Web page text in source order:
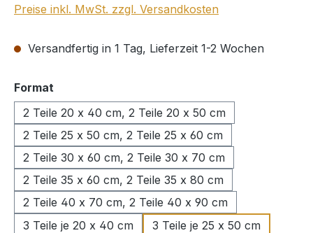
Preise inkl. MwSt. zzgl. Versandkosten
Versandfertig in 1 Tag, Lieferzeit 1-2 Wochen
Format
2 Teile 20 x 40 cm, 2 Teile 20 x 50 cm
2 Teile 25 x 50 cm, 2 Teile 25 x 60 cm
2 Teile 30 x 60 cm, 2 Teile 30 x 70 cm
2 Teile 35 x 60 cm, 2 Teile 35 x 80 cm
2 Teile 40 x 70 cm, 2 Teile 40 x 90 cm
3 Teile je 20 x 40 cm
3 Teile je 25 x 50 cm